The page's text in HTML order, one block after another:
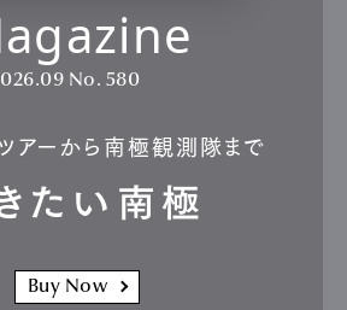
No. 580
アーから南極観測隊まで
たい南極
Buy Now